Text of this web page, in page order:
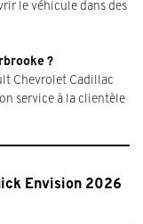
le véhicule dans des
?
Chevrolet Cadillac
service à la clientèle
Envision 2026